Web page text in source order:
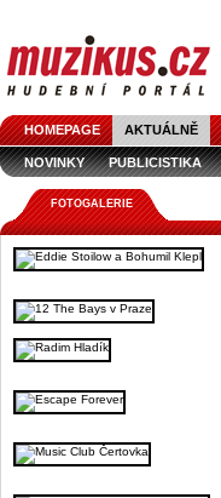
HOMEPAGE AKTUÁLNĚ
NOVINKY PUBLICISTIKA
FOTOGALERIE